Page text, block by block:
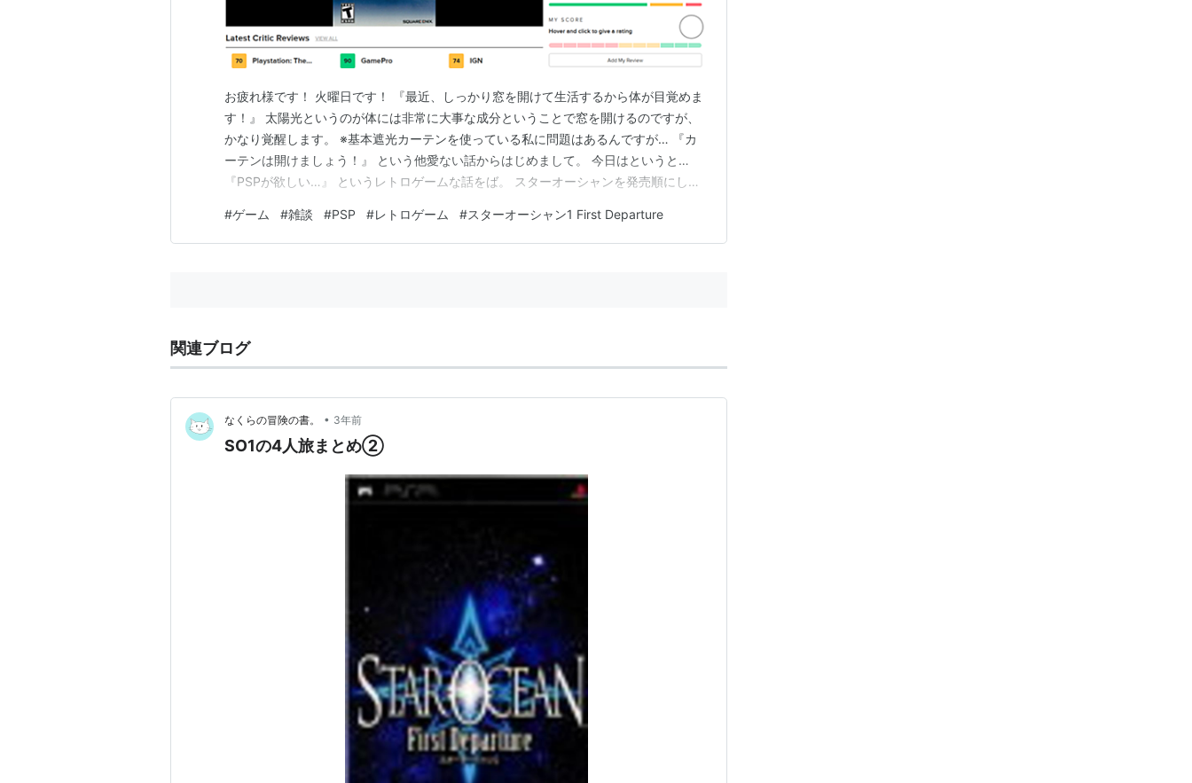
マーヴェル・フローズン：桑島法子
アシュレイ・バーンベルト：若本規夫
ティニーク・アルカナ：鈴木千尋
ペリシー：田村ゆかり
エリス：植田佳奈
ウェルチ・ビンヤード：半場友恵
関連商品
スターオーシャン1 ファースト ディパーチャー(エターナルエディシ
ョン)(新型PSP本体『PSP-2000』同梱)【メーカー生産終了】
出版社/メーカー:スクウェア・エニックス
2007/12/27
Video Game
アルティメットヒッツ スターオーシャン1 ファースト ディバーチャ
出版社/メーカー:
スクウェア・エニックス
2009/12/03
Video Game
クリック: 3回
この商品を含むブログ (2件) を見る
お疲れ様です！ 火曜日です！ 『最近、しっかり窓を開けて生活するから体が目覚めま
す！』 太陽光というのが体には非常に大事な成分ということで窓を開けるのですが、
かなり覚醒します。 ※基本遮光カーテンを使っている私に問題はあるんですが… 『カ
ーテンは開けましょう！』 という他愛ない話からはじめまして。 今日はというと…
『PSPが欲しい…』 というレトロゲームな話をば。 スターオーシャンを発売順にした
トのナンバリングタイトルでして… リンク ※2000円以内で買えそう。ただ他のところ
で見たら5000円スタートだったよう…
#ゲーム #雑談 #PSP #レトロゲーム #スターオーシャン1 First Departure
関連ブログ
なくらの冒険の書。 • 3年前
SO1の4人旅まとめ②